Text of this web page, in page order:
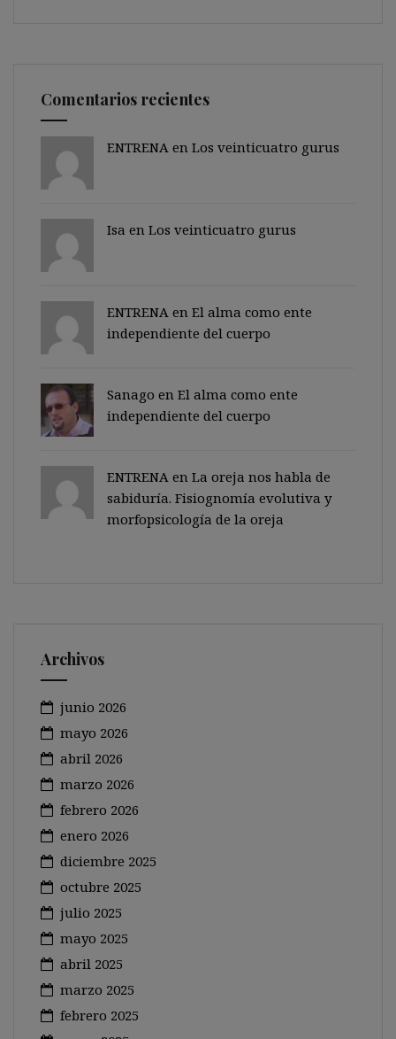
Comentarios recientes
ENTRENA en Los veinticuatro gurus
Isa en Los veinticuatro gurus
ENTRENA en El alma como ente
independiente del cuerpo
Sanago en El alma como ente
independiente del cuerpo
ENTRENA en La oreja nos habla de
sabiduría. Fisiognomía evolutiva y
morfopsicología de la oreja
Archivos
junio 2026
mayo 2026
abril 2026
marzo 2026
febrero 2026
enero 2026
diciembre 2025
octubre 2025
julio 2025
mayo 2025
abril 2025
marzo 2025
febrero 2025